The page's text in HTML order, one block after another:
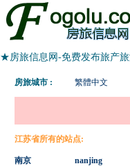
★房旅信息网-免费发布旅产
房旅城市 : 繁體中文
江苏省所有的站点:
南京 nanjing